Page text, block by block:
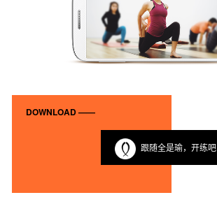
DOWNLOAD ——
跟随全是瑜，开练吧